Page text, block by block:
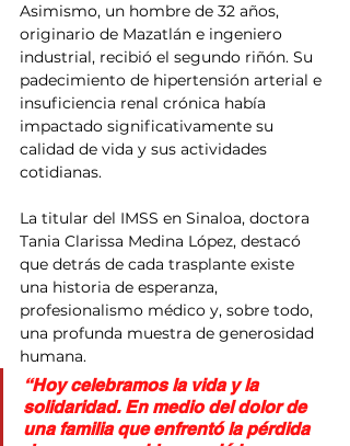
Asimismo, un hombre de 32 años,
originario de Mazatlán e ingeniero
industrial, recibió el segundo riñón. Su
padecimiento de hipertensión arterial e
insuficiencia renal crónica había
impactado significativamente su
calidad de vida y sus actividades
cotidianas.
La titular del IMSS en Sinaloa, doctora
Tania Clarissa Medina López, destacó
que detrás de cada trasplante existe
una historia de esperanza,
profesionalismo médico y, sobre todo,
una profunda muestra de generosidad
humana.
“Hoy celebramos la vida y la
solidaridad. En medio del dolor de
una familia que enfrentó la pérdida